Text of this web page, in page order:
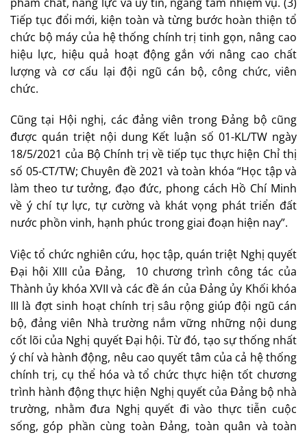
Tiếp tục đổi mới, kiện toàn và từng bước hoàn thiện tổ
chức bộ máy của hệ thống chính trị tinh gọn, nâng cao
hiệu lực, hiệu quả hoạt động gắn với nâng cao chất
lượng và cơ cấu lại đội ngũ cán bộ, công chức, viên
chức.
Cũng tại Hội nghị, các đảng viên trong Đảng bộ cũng
được quán triệt nội dung Kết luận số 01-KL/TW ngày
18/5/2021 của Bộ Chính trị về tiếp tục thực hiện Chỉ thị
số 05-CT/TW; Chuyên đề 2021 và toàn khóa “Học tập và
làm theo tư tưởng, đạo đức, phong cách Hồ Chí Minh
về ý chí tự lực, tự cường và khát vọng phát triển đất
nước phồn vinh, hạnh phúc trong giai đoạn hiện nay”.
Việc tổ chức nghiên cứu, học tập, quán triệt Nghị quyết
Đại hội XIII của Đảng, 10 chương trình công tác của
Thành ủy khóa XVII và các đề án của Đảng ủy Khối khóa
III là đợt sinh hoạt chính trị sâu rộng giúp đội ngũ cán
bộ, đảng viên Nhà trường nắm vững những nội dung
cốt lõi của Nghị quyết Đại hội. Từ đó, tạo sự thống nhất
ý chí và hành động, nêu cao quyết tâm của cả hệ thống
chính trị, cụ thể hóa và tổ chức thực hiện tốt chương
trình hành động thực hiện Nghị quyết của Đảng bộ nhà
trường, nhằm đưa Nghị quyết đi vào thực tiễn cuộc
sống, góp phần cùng toàn Đảng, toàn quân và toàn